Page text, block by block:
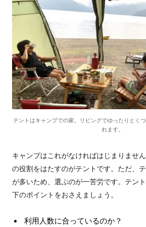
テントはキャンプでの家。リビングでゆったりとく
れます。
キャンプはこれがなければはじまりませ
の役割をはたすのがテントです。ただ、
が多いため、選ぶのが一苦労です。テン
下のポイントをおさえましょう。
利用人数に合っているのか？